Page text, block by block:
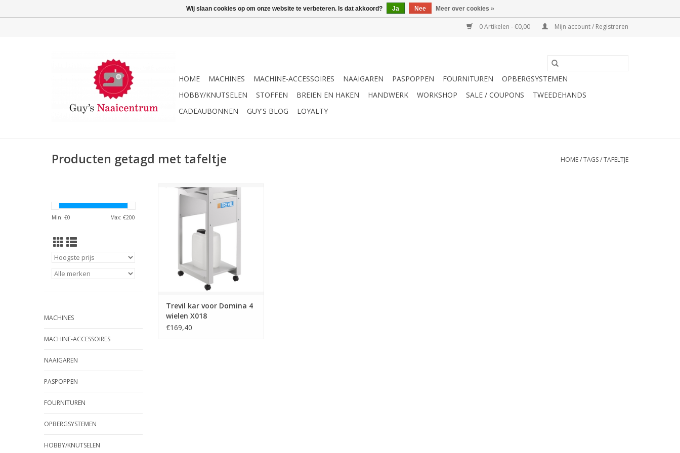
0 Artikelen - €0,00 Mijn account / Registreren
HOME MACHINES MACHINE-ACCESSOIRES NAAIGAREN PASPOPPEN FOURNITUREN
OPBERGSYSTEMEN
HOBBY/KNUTSELEN
STOFFEN BREIEN EN HAKEN HANDWERK WORKSHOP SALE / COUPONS
TWEEDEHANDS
CADEAUBONNEN
GUY'S BLOG LOYALTY
Producten getagd met tafeltje HOME/TAGS/TAFELTJE
Min: €0 Max: €200
MACHINES
MACHINE-ACCESSOIRES
NAAIGAREN
PASPOPPEN
FOURNITUREN
OPBERGSYSTEMEN
HOBBY/KNUTSELEN
Trevil kar voor Domina 4 wielen
X018
TOEVOEGEN AAN WINKELWAGEN
Trevil kar voor Domina 4
wielen X018
€169,40
Wij slaan cookies op om onze website te verbeteren. Is dat akkoord? Ja Nee Meer over cookies »